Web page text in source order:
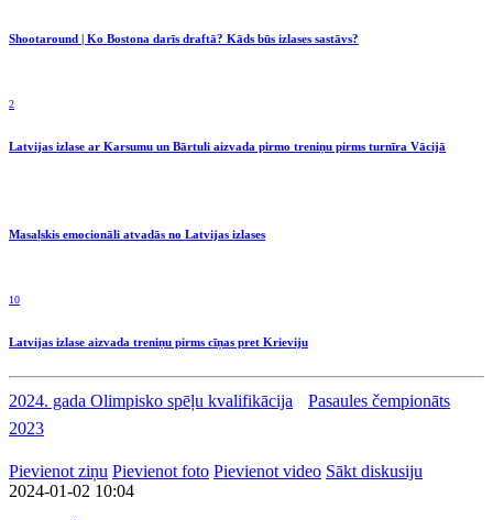
Shootaround | Ko Bostona darīs draftā? Kāds būs izlases sastāvs?
2
Latvijas izlase ar Karsumu un Bārtuli aizvada pirmo treniņu pirms turnīra Vācijā
Masaļskis emocionāli atvadās no Latvijas izlases
10
Latvijas izlase aizvada treniņu pirms cīņas pret Krieviju
2024. gada Olimpisko spēļu kvalifikācija
Pasaules čempionāts
2023
Pievienot ziņu Pievienot foto Pievienot video Sākt diskusiju
2024-01-02 10:04